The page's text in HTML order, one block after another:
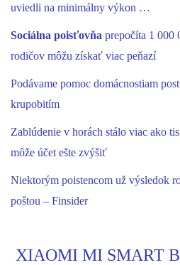
uviedli na minimálny výkon …
Sociálna poisťovňa prepočíta 1 000
rodičov môžu získať viac peňazí
Podávame pomoc domácnostiam
krupobitím
Zablúdenie v horách stálo viac ako
môže účet ešte zvýšiť
Niektorým poistencom už výsledok
poštou – Finsider
XIAOMI MI SMART